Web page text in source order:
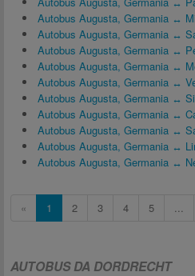
Autobus Augusta, Germania ↔
Autobus Augusta, Germania ↔
Autobus Augusta, Germania ↔
Autobus Augusta, Germania ↔
Autobus Augusta, Germania ↔
Autobus Augusta, Germania ↔
Autobus Augusta, Germania ↔
Autobus Augusta, Germania ↔
Autobus Augusta, Germania ↔
Autobus Augusta, Germania ↔
« 1 2 3 4 5 ...
AUTOBUS DA DORDRECHT